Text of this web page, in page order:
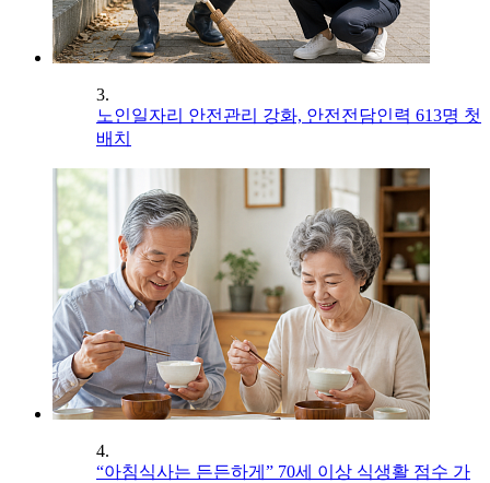
3.
노인일자리 안전관리 강화, 안전전담인력 613명 첫
배치
4.
“아침식사는 든든하게” 70세 이상 식생활 점수 가